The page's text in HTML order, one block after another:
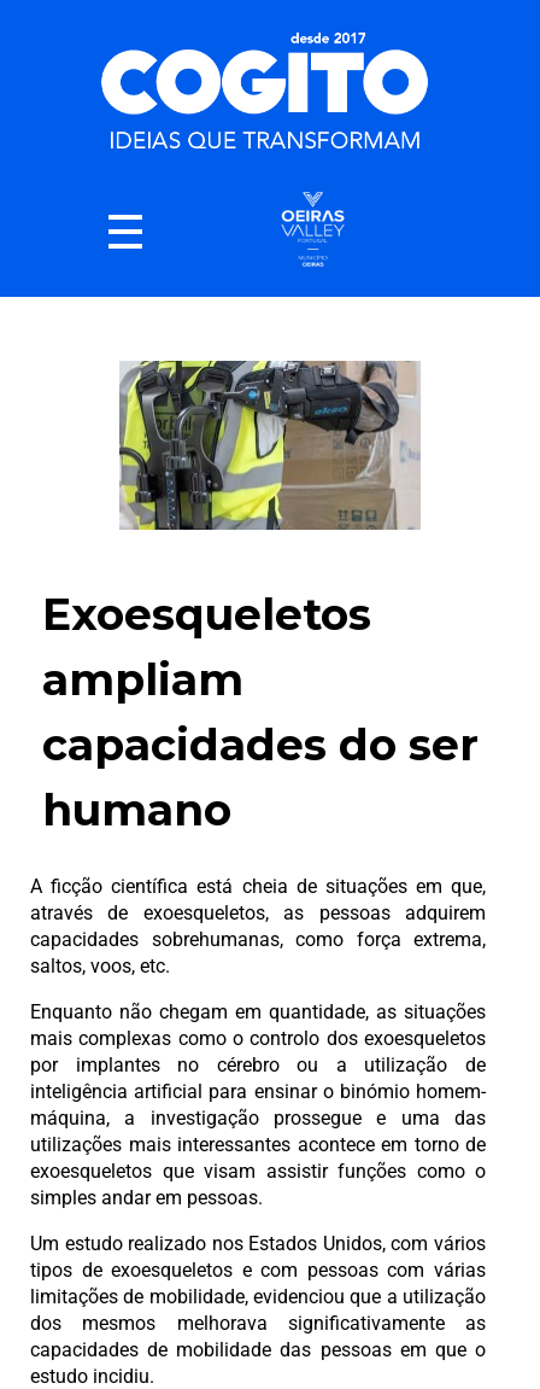
Exoesqueletos
ampliam
capacidades do ser
humano
A ficção científica está cheia de situações em que,
através de exoesqueletos, as pessoas adquirem
capacidades sobrehumanas, como força extrema,
saltos, voos, etc.
Enquanto não chegam em quantidade, as situações
mais complexas como o controlo dos exoesqueletos
por implantes no cérebro ou a utilização de
inteligência artificial para ensinar o binómio homem-
máquina, a investigação prossegue e uma das
utilizações mais interessantes acontece em torno de
exoesqueletos que visam assistir funções como o
simples andar em pessoas.
Um estudo realizado nos Estados Unidos, com vários
tipos de exoesqueletos e com pessoas com várias
limitações de mobilidade, evidenciou que a utilização
dos mesmos melhorava significativamente as
capacidades de mobilidade das pessoas em que o
estudo incidiu.